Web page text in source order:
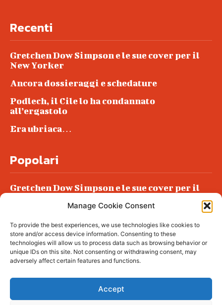
Manage Cookie Consent
To provide the best experiences, we use technologies like cookies to
store and/or access device information. Consenting to these
technologies will allow us to process data such as browsing behavior or
unique IDs on this site. Not consenting or withdrawing consent, may
adversely affect certain features and functions.
Accept
Recenti
Gretchen Dow Simpson e le sue cover per il
New Yorker
Ancora dossieraggi e schedature
Podlech, il Cile lo ha condannato
all’ergastolo
Era ubriaca…
Popolari
Gretchen Dow Simpson e le sue cover per il
Podlech, il Cile lo ha condannato
all’ergastolo
Era ubriaca…